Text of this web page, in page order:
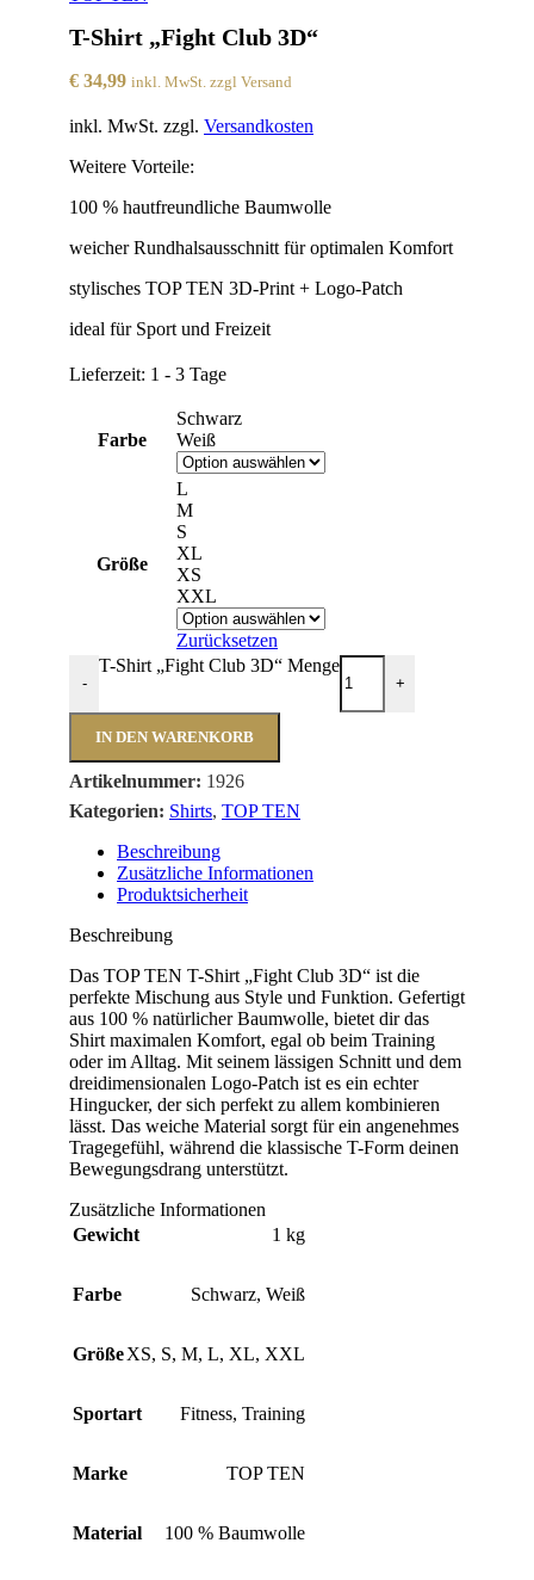
T-Shirt „Fight Club 3D“
€ 34,99 inkl. MwSt. zzgl Versand
inkl. MwSt. zzgl. Versandkosten
Weitere Vorteile:
100 % hautfreundliche Baumwolle
weicher Rundhalsausschnitt für optimalen Komfort
stylisches TOP TEN 3D-Print + Logo-Patch
ideal für Sport und Freizeit
Lieferzeit: 1 - 3 Tage
Farbe
Schwarz
Weiß
Größe
L
M
S
XL
XS
XXL
Zurücksetzen
-
T-Shirt „Fight Club 3D“ Menge
+
IN DEN WARENKORB
Artikelnummer: 1926
Kategorien: Shirts, TOP TEN
Beschreibung
Zusätzliche Informationen
Produktsicherheit
Beschreibung
Das TOP TEN T-Shirt „Fight Club 3D“ ist die
perfekte Mischung aus Style und Funktion. Gefertigt
aus 100 % natürlicher Baumwolle, bietet dir das
Shirt maximalen Komfort, egal ob beim Training
oder im Alltag. Mit seinem lässigen Schnitt und dem
dreidimensionalen Logo-Patch ist es ein echter
Hingucker, der sich perfekt zu allem kombinieren
lässt. Das weiche Material sorgt für ein angenehmes
Tragegefühl, während die klassische T-Form deinen
Bewegungsdrang unterstützt.
Zusätzliche Informationen
Gewicht
1 kg
Farbe Schwarz, Weiß
GrößeXS, S, M, L, XL, XXL
Sportart Fitness, Training
Marke TOP TEN
Material 100 % Baumwolle